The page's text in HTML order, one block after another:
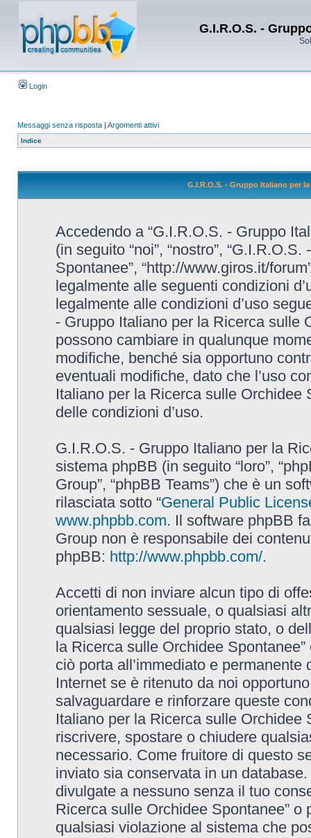
G.I.R.O.S. -
Login
Messaggi senza risposta | Argomenti attivi
Indice
G.I.R.O.S. - Gruppo Italiano per
Accedendo a “G.I.R.O.S. - Gruppo
(in seguito “noi”, “nostro”,
Spontanee”, “http://www.giros.it/
legalmente alle seguenti condizioni
legalmente alle condizioni d’uso
- Gruppo Italiano per la Ricerca sulle
possono cambiare in qualunque
modifiche, benché sia opportuno
eventuali modifiche, dato che l’uso
Italiano per la Ricerca sulle Orchidee
delle condizioni d’uso.
G.I.R.O.S. - Gruppo Italiano per la
sistema phpBB (in seguito “loro”,
Group”, “phpBB Teams”) che è un
rilasciata sotto “General Public
www.phpbb.com. Il software phpBB
Group non è responsabile dei
phpBB: http://www.phpbb.com/.
Accetti di non inviare alcun tipo di
orientamento sessuale, o qualsiasi
qualsiasi legge del proprio stato, o
la Ricerca sulle Orchidee
ciò porta all’immediato e
Internet se è ritenuto da noi
salvaguardare e rinforzare queste
Italiano per la Ricerca sulle Orchidee
riscrivere, spostare o chiudere
necessario. Come fruitore di questo
inviato sia conservata in un
divulgate a nessuno senza il tuo
Ricerca sulle Orchidee Spontanee”
qualsiasi violazione al sistema che